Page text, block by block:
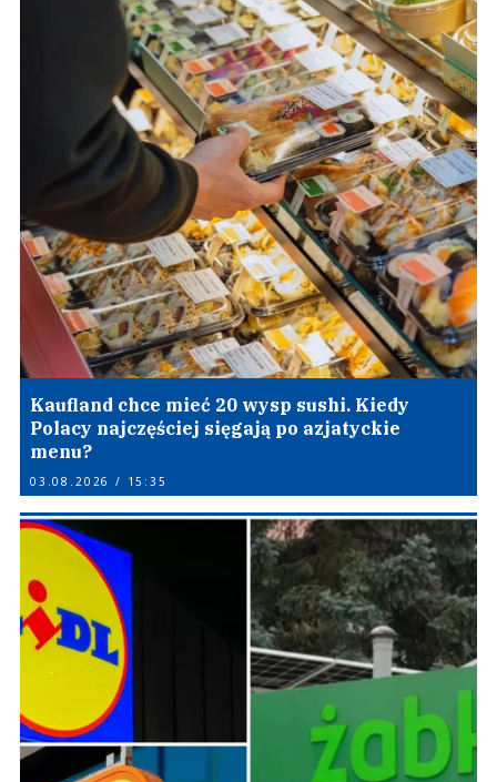
Kaufland chce mieć 20 wysp sushi. Kiedy
Polacy najczęściej sięgają po azjatyckie
menu?
03.08.2026 / 15:35